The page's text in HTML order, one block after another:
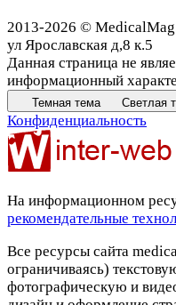
2013-2026 ©
ул Ярославская д,8 к.5
Данная страница не
информационный
Темная тема Светлая
Конфиденциальность
На информационном
рекомендательные
Все ресурсы сайта
ограничиваясь)
фотографическую и